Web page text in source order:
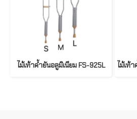
ไม้เท้าค้ำยันอลูมิเนียม FS-925L